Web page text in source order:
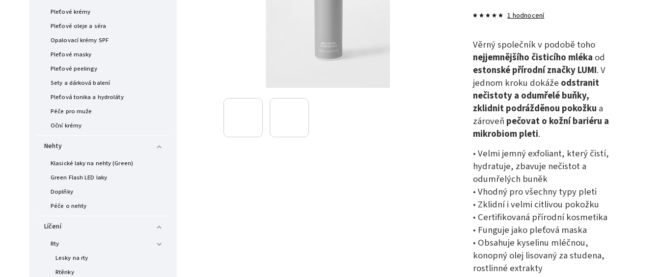
Pleťové krémy
Pleťové oleje a séra
Opalovací krémy SPF
Pleťové masky
Pleťové peelingy
Sety a dárková balení
Pleťová tonika a hydroláty
Péče pro muže
Oční krémy
Nehty
Klasické laky na nehty (Green)
Green Flash LED laky
Doplňky
Péče o nehty
Líčení
Rty
Lesky na rty
Rtěnky
1 hodnocení
Věrný společník v podobě toho
nejjemnějšího čisticího mléka od
estonské přírodní značky LUMI. V
jednom kroku dokáže odstranit
nečistoty a odumřelé buňky,
zklidnit podrážděnou pokožku a
zároveň pečovat o kožní bariéru a
mikrobiom pleti.
• Velmi jemný exfoliant, který čistí,
hydratuje, zbavuje nečistot a
odumřelých buněk
• Vhodný pro všechny typy pleti
• Zklidní i velmi citlivou pokožku
• Certifikovaná přírodní kosmetika
• Funguje jako pleťová maska
• Obsahuje kyselinu mléčnou,
konopný olej lisovaný za studena,
rostlinné extrakty